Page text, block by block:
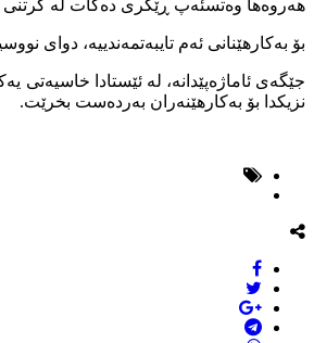
هەروەها وەتسئەپ ڕێگری دەکات لە گرتنی
بۆ بەکارهێنانی ئەم تایبەتمەندییە، دوای
جێگەی ئاماژەپێدانە، لە ئێستادا خاسیەتی
نزیکدا بۆ بەکارهێنەران بەردەست بخرێت.